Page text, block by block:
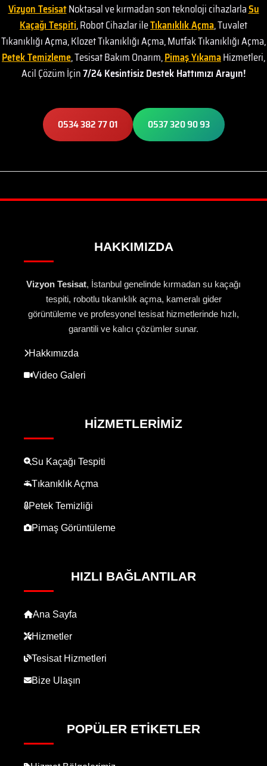
Vizyon TesisatNoktasal ve kırmadan son teknoloji cihazlarlaSu
Kaçağı Tespiti, Robot Cihazlar ileTıkanıklık Açma, Tuvalet
Tıkanıklığı Açma, Klozet Tıkanıklığı Açma, Mutfak Tıkanıklığı Açma,
Petek Temizleme, Tesisat Bakım Onarım,Pimaş YıkamaHizmetleri,
Acil Çözüm İçin7/24 Kesintisiz Destek Hattımızı Arayın!
0534 382 77 01 0537 320 90 93
HAKKIMIZDA
Vizyon Tesisat, İstanbul genelinde kırmadan su kaçağı
tespiti, robotlu tıkanıklık açma, kameralı gider
görüntüleme ve profesyonel tesisat hizmetlerinde hızlı,
garantili ve kalıcı çözümler sunar.
Hakkımızda
Video Galeri
HIZMETLERIMIZ
Su Kaçağı Tespiti
Tıkanıklık Açma
Petek Temizliği
Pimaş Görüntüleme
HIZLI BAĞLANTILAR
Ana Sayfa
Hizmetler
Tesisat Hizmetleri
Bize Ulaşın
POPÜLER ETIKETLER